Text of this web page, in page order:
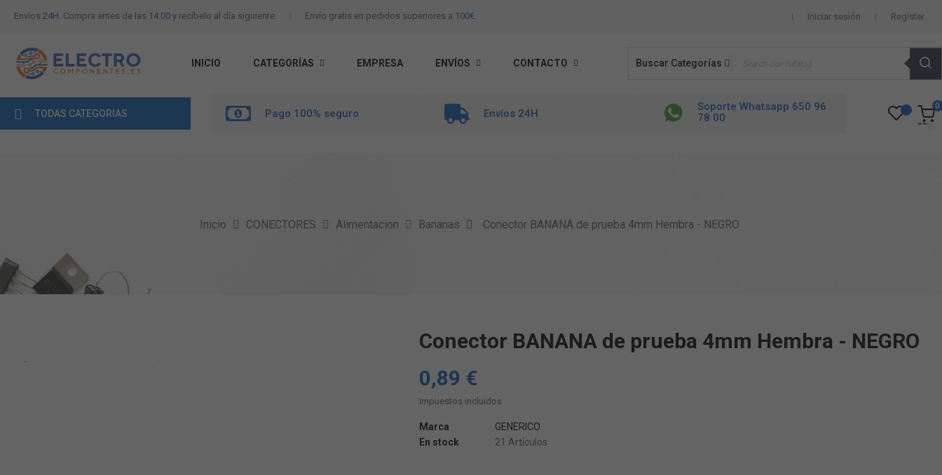
Envíos 24H. Compra antes de las 14:00 y recíbelo al día siguiente Envío gratis en pedidos superiores a 100€ Iniciar sesión Register
INICIO CATEGORÍAS EMPRESA ENVÍOS CONTACTO Buscar Categorías
TODAS CATEGORIAS Pago 100% seguro Envíos 24H
Soporte Whatsapp 650 96
78 00
0
Inicio CONECTORES Alimentacion Bananas Conector BANANA de prueba 4mm Hembra - NEGRO
Conector BANANA de prueba 4mm Hembra - NEGRO
0,89 €
Impuestos incluidos
Marca
GENERICO
En stock
21 Artículos